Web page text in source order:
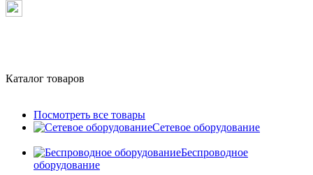
Каталог товаров
Посмотреть все товары
Сетевое оборудование
Беспроводное
оборудование